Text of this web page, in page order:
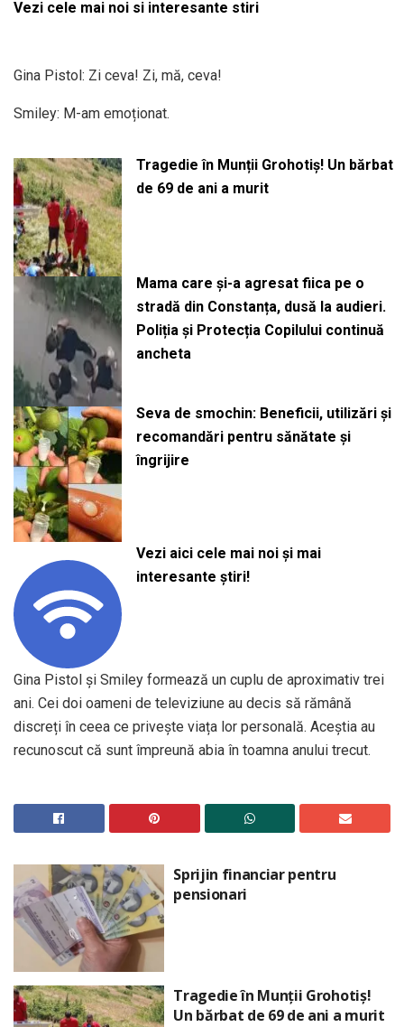
Vezi cele mai noi si interesante stiri
Gina Pistol: Zi ceva! Zi, mă, ceva!
Smiley: M-am emoționat.
Tragedie în Munții Grohotiș! Un bărbat
de 69 de ani a murit
Mama care și-a agresat fiica pe o
stradă din Constanța, dusă la audieri.
Poliția și Protecția Copilului continuă
ancheta
Seva de smochin: Beneficii, utilizări și
recomandări pentru sănătate și
îngrijire
Vezi aici cele mai noi și mai
interesante știri!
Gina Pistol și Smiley formează un cuplu de aproximativ trei
ani. Cei doi oameni de televiziune au decis să rămână
discreți în ceea ce privește viața lor personală. Aceștia au
recunoscut că sunt împreună abia în toamna anului trecut.
Sprijin financiar pentru
pensionari
Tragedie în Munții Grohotiș!
Un bărbat de 69 de ani a murit